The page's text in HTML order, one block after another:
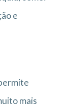
e
mais